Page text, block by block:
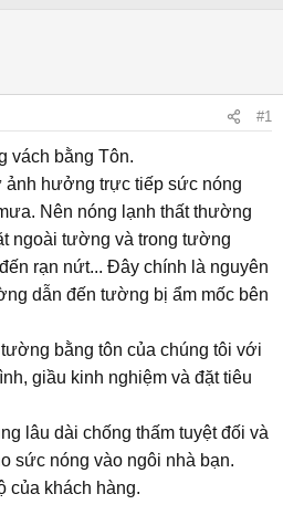
#1
vách bằng Tôn.
hưởng trực tiếp sức nóng
Nên nóng lạnh thất thường
ngoài tường và trong tường
rạn nứt... Đây chính là nguyên
dẫn đến tường bị ẩm mốc bên
bằng tôn của chúng tôi với
giầu kinh nghiệm và đặt tiêu
lâu dài chống thấm tuyệt đối và
sức nóng vào ngôi nhà bạn.
của khách hàng.